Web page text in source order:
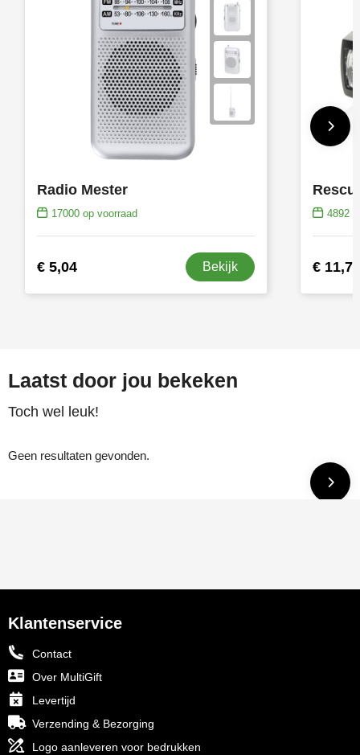
Radio Mester
17000op voorraad
€ 5,04 Bekijk
4892
€ 11,70
Laatst door jou bekeken
Toch wel leuk!
Geen resultaten gevonden.
Klantenservice
Contact
Over MultiGift
Levertijd
Verzending & Bezorging
Logo aanleveren voor bedrukken